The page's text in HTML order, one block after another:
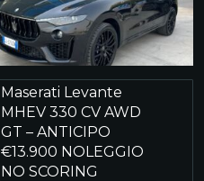
Maserati Levante
MHEV 330 CV AWD
GT – ANTICIPO
€13.900 NOLEGGIO
NO SCORING